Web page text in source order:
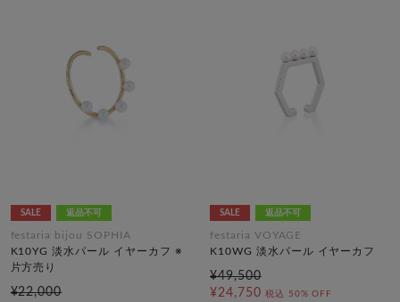
SALE 返品不可
festaria bijou SOPHIA
K10YG 淡水パール イヤーカフ ※
片方売り
¥22,000
SALE 返品不可
festaria VOYAGE
K10WG 淡水パール イヤーカフ
¥49,500
¥24,750 税込 50% OFF